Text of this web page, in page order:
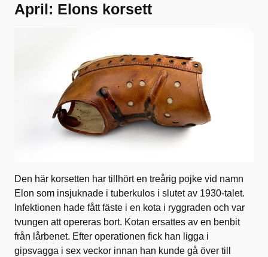
April: Elons korsett
Den här korsetten har tillhört en treårig pojke vid namn
Elon som insjuknade i tuberkulos i slutet av 1930-talet.
Infektionen hade fått fäste i en kota i ryggraden och var
tvungen att opereras bort. Kotan ersattes av en benbit
från lårbenet. Efter operationen fick han ligga i
gipsvagga i sex veckor innan han kunde gå över till